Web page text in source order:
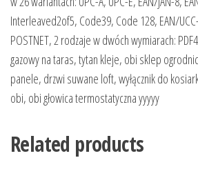
Interleaved2of5, Code39, Code 128, EAN/
POSTNET, 2 rodzaje w dwóch wymiarach:
gazowy na taras, tytan kleje, obi sklep
panele, drzwi suwane loft, wyłącznik do
obi, obi głowica termostatyczna yyyyy
Related products